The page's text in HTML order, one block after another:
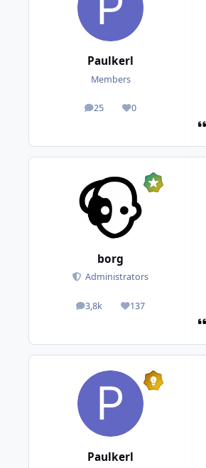
Paulkerl
Members
25
posts 0
Reputation
borg
Administrators
3,8k
posts 137
Reputation
Paulkerl